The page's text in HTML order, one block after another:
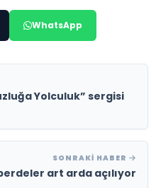
WhatsApp
Yolculuk” sergisi
SONRAKI HABER
art arda açılıyor